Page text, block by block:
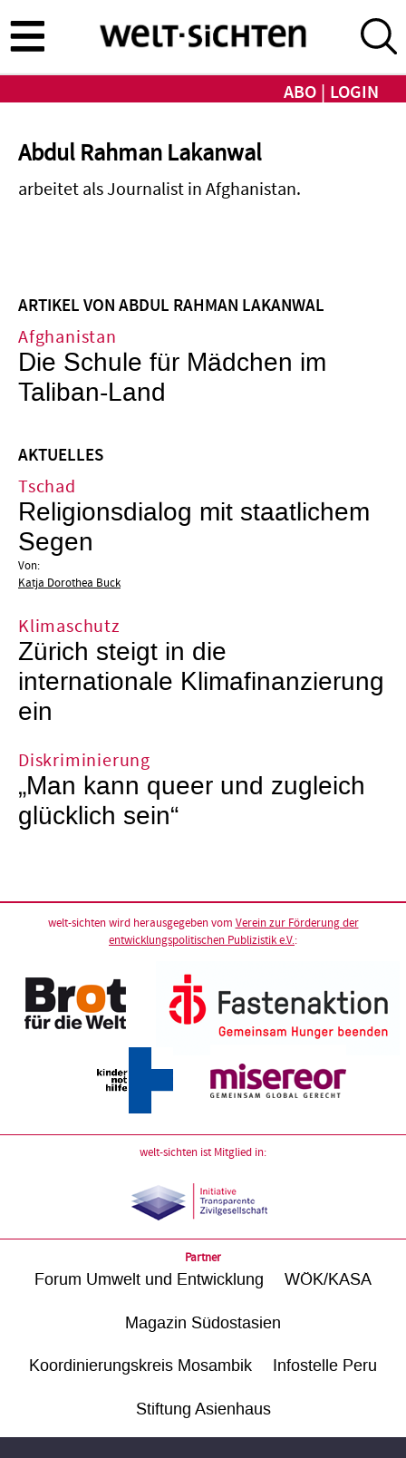
zum
Inhalt
ABO LOGIN
Abdul Rahman Lakanwal
arbeitet als Journalist in Afghanistan.
ARTIKEL VON ABDUL RAHMAN LAKANWAL
Afghanistan
Die Schule für Mädchen­ im
Taliban-Land
AKTUELLES
Tschad
Religionsdialog mit staatlichem
Segen
Von:
Katja Dorothea Buck
Klimaschutz
Zürich steigt in die
internationale Klimafinanzierung
ein
Diskriminierung
„Man kann queer und zugleich
glücklich sein“
welt-sichten wird herausgegeben vom Verein zur Förderung der
entwicklungspolitischen Publizistik e.V.:
welt-sichten ist Mitglied in:
Partner
Forum Umwelt und Entwicklung WÖK/KASA
Magazin Südostasien
Koordinierungskreis Mosambik Infostelle Peru
Stiftung Asienhaus